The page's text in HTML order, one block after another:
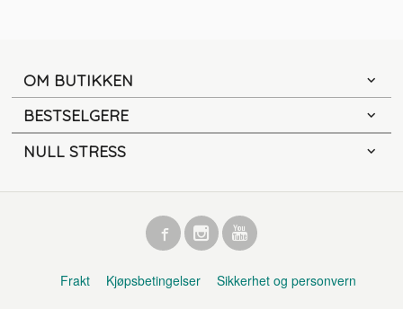
OM BUTIKKEN
BESTSELGERE
NULL STRESS
Frakt Kjøpsbetingelser
Sikkerhet og personvern